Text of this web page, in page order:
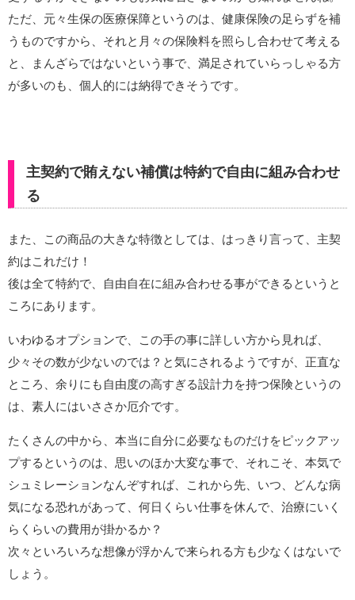
ただ、元々生保の医療保障というのは、健康保険の足らずを補
うものですから、それと月々の保険料を照らし合わせて考える
と、まんざらではないという事で、満足されていらっしゃる方
が多いのも、個人的には納得できそうです。
主契約で賄えない補償は特約で自由に組み合わせ
る
また、この商品の大きな特徴としては、はっきり言って、主契
約はこれだけ！
後は全て特約で、自由自在に組み合わせる事ができるというと
ころにあります。
いわゆるオプションで、この手の事に詳しい方から見れば、
少々その数が少ないのでは？と気にされるようですが、正直な
ところ、余りにも自由度の高すぎる設計力を持つ保険というの
は、素人にはいささか厄介です。
たくさんの中から、本当に自分に必要なものだけをピックアッ
プするというのは、思いのほか大変な事で、それこそ、本気で
シュミレーションなんぞすれば、これから先、いつ、どんな病
気になる恐れがあって、何日くらい仕事を休んで、治療にいく
らくらいの費用が掛かるか？
次々といろいろな想像が浮かんで来られる方も少なくはないで
しょう。